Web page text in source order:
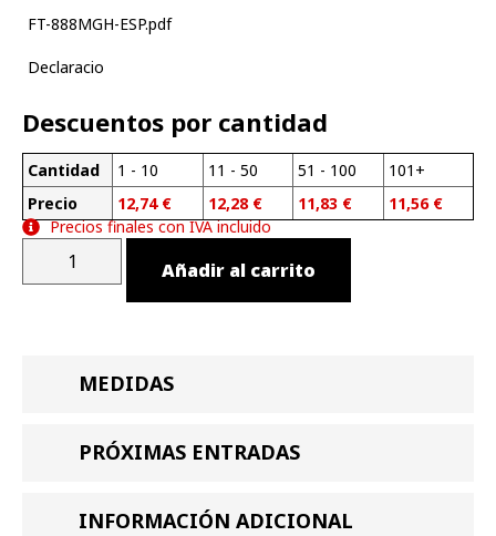
FT-888MGH-ESP.pdf
Declaracio
Descuentos por cantidad
Cantidad
Precio
1 - 10
12,74 €
11 - 50
12,28 €
51 - 100
11,83 €
101+
11,56 €
Precios finales con IVA incluido
Añadir al carrito
MEDIDAS
PRÓXIMAS ENTRADAS
INFORMACIÓN ADICIONAL